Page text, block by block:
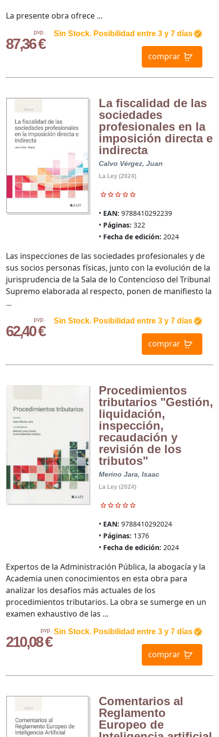
pvp.
87,36 €
Sin Stock. Posibilidad entre 3 y 7 días
comprar
La presente obra ofrece ...
La fiscalidad de las
sociedades
profesionales en la
imposición directa e
indirecta
Calvo Vérgez, Juan
La Ley (2024)
EAN: 9788410292239
Páginas: 322
Fecha de edición: 2024
pvp.
62,40 €
Sin Stock. Posibilidad entre 3 y 7 días
comprar
Las inspecciones de las sociedades profesionales y de
sus socios personas físicas, junto con la evolución de la
jurisprudencia de la Sala de lo Contencioso del Tribunal
Supremo elaborada al respecto, ponen de manifiesto la
...
Procedimientos
tributarios "Gestión,
liquidación,
inspección,
recaudación y
revisión de los
tributos"
Merino Jara, Isaac
La Ley (2024)
EAN: 9788410292024
Páginas: 1376
Fecha de edición: 2024
pvp.
210,08 €
Sin Stock. Posibilidad entre 3 y 7 días
comprar
Expertos de la Administración Pública, la abogacía y la
Academia unen conocimientos en esta obra para
analizar los desafíos más actuales de los
procedimientos tributarios. La obra se sumerge en un
examen exhaustivo de las ...
Comentarios al
Reglamento
Europeo de